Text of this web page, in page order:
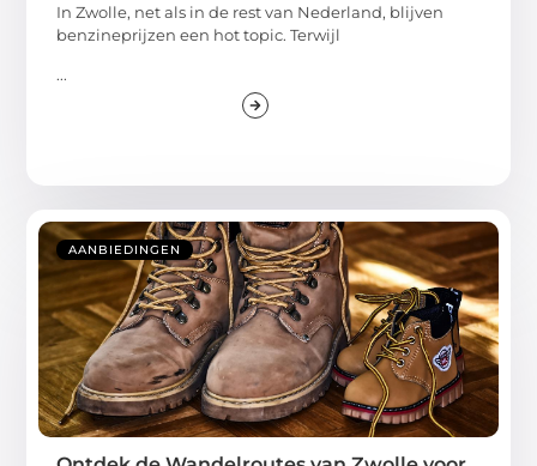
In Zwolle, net als in de rest van Nederland, blijven
benzineprijzen een hot topic. Terwijl
...
AANBIEDINGEN